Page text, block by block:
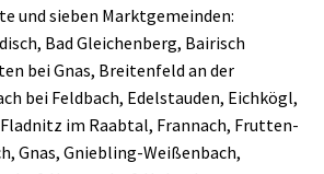
und sieben Marktgemeinden:
Bad Gleichenberg, Bairisch
bei Gnas, Breitenfeld an der
bei Feldbach, Edelstauden, Eichkögl,
im Raabtal, Frannach, Frutten-
Gnas, Gniebling-Weißenbach,